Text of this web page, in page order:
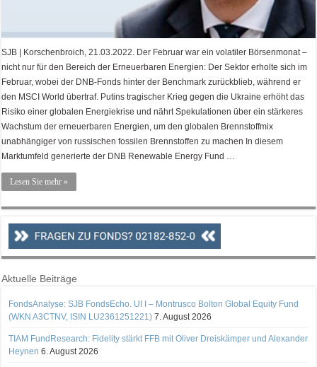
SJB | Korschenbroich, 21.03.2022. Der Februar war ein volatiler Börsenmonat –
nicht nur für den Bereich der Erneuerbaren Energien: Der Sektor erholte sich im
Februar, wobei der DNB-Fonds hinter der Benchmark zurückblieb, während er
den MSCI World übertraf. Putins tragischer Krieg gegen die Ukraine erhöht das
Risiko einer globalen Energiekrise und nährt Spekulationen über ein stärkeres
Wachstum der erneuerbaren Energien, um den globalen Brennstoffmix
unabhängiger von russischen fossilen Brennstoffen zu machen In diesem
Marktumfeld generierte der DNB Renewable Energy Fund …
Lesen Sie mehr »
Aktuelle Beiträge
FondsAnalyse: SJB FondsEcho. UI I – Montrusco Bolton Global Equity Fund
(WKN A3CTNV, ISIN LU2361251221) 7. August 2026
TIAM FundResearch: Fidelity stärkt FFB mit Oliver Dreiskämper und Alexander
Heynen 6. August 2026